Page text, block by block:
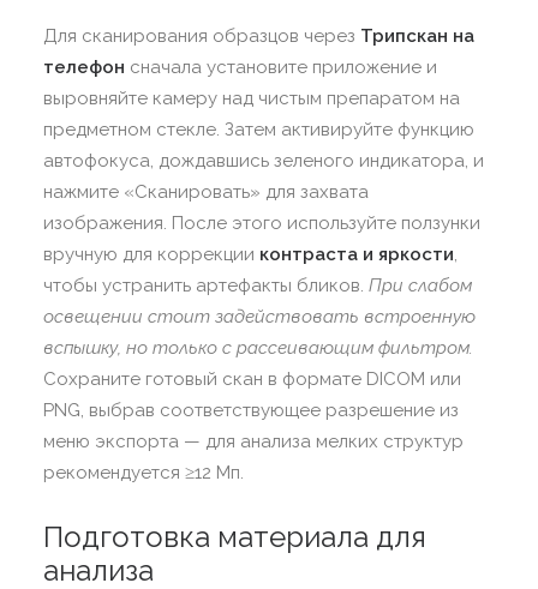
Для сканирования образцов через Трипскан на
телефон сначала установите приложение и
выровняйте камеру над чистым препаратом на
предметном стекле. Затем активируйте функцию
автофокуса, дождавшись зеленого индикатора, и
нажмите «Сканировать» для захвата
изображения. После этого используйте ползунки
вручную для коррекции контраста и яркости,
чтобы устранить артефакты бликов. При слабом
освещении стоит задействовать встроенную
вспышку, но только с рассеивающим фильтром.
Сохраните готовый скан в формате DICOM или
PNG, выбрав соответствующее разрешение из
меню экспорта — для анализа мелких структур
рекомендуется ≥12 Мп.
Подготовка материала для
анализа